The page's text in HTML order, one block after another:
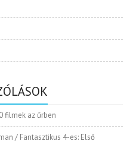
filmek az űrben
/ Fantasztikus 4-es: Első